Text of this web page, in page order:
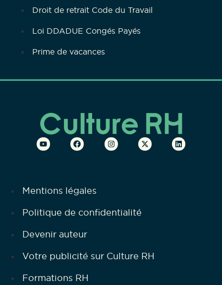
Droit de retrait Code du Travail
Loi DDADUE Congés Payés
Prime de vacances
Mentions légales
Politique de confidentialité
Devenir auteur
Votre publicité sur Culture RH
Formations RH